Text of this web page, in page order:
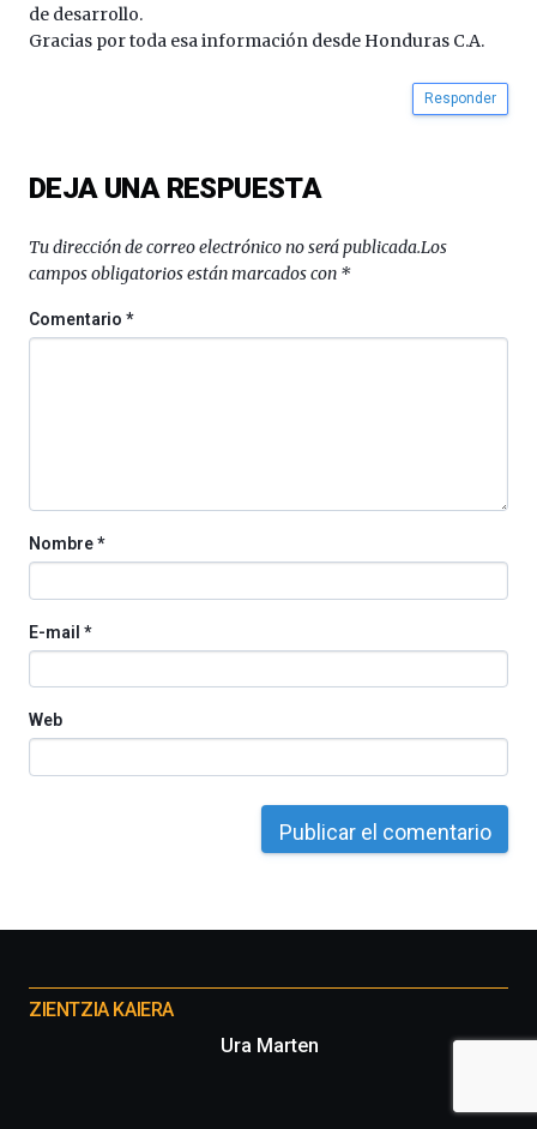
de desarrollo.
Gracias por toda esa información desde Honduras C.A.
Responder
DEJA UNA RESPUESTA
Tu dirección de correo electrónico no será publicada.Los
campos obligatorios están marcados con *
Comentario*
Nombre*
E-mail *
Web
proyectos
ZIENTZIA KAIERA
Ura Marten